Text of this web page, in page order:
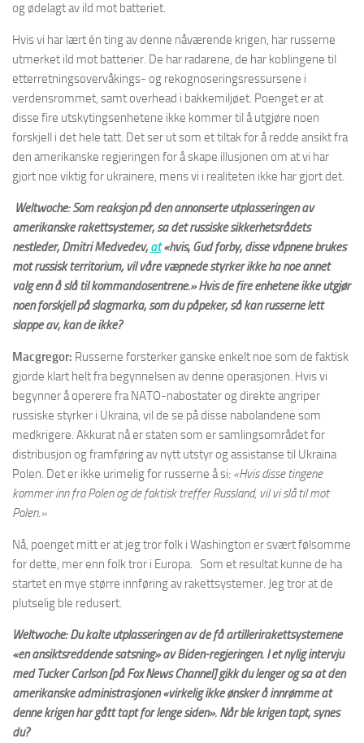
og ødelagt av ild mot batteriet.
Hvis vi har lært én ting av denne nåværende krigen, har russerne
utmerket ild mot batterier. De har radarene, de har koblingene til
etterretningsovervåkings- og rekognoseringsressursene i
verdensrommet, samt overhead i bakkemiljøet. Poenget er at
disse fire utskytingsenhetene ikke kommer til å utgjøre noen
forskjell i det hele tatt. Det ser ut som et tiltak for å redde ansikt fra
den amerikanske regjeringen for å skape illusjonen om at vi har
gjort noe viktig for ukrainere, mens vi i realiteten ikke har gjort det.
Weltwoche: Som reaksjon på den annonserte utplasseringen av
amerikanske rakettsystemer, sa det russiske sikkerhetsrådets
nestleder, Dmitri Medvedev, at«hvis, Gud forby, disse våpnene brukes
mot russisk territorium, vil våre væpnede styrker ikke ha noe annet
valg enn å slå til kommandosentrene.» Hvis de fire enhetene ikke utgjør
noen forskjell på slagmarka, som du påpeker, så kan russerne lett
slappe av, kan de ikke?
Macgregor: Russerne forsterker ganske enkelt noe som de faktisk
gjorde klart helt fra begynnelsen av denne operasjonen. Hvis vi
begynner å operere fra NATO-nabostater og direkte angriper
russiske styrker i Ukraina, vil de se på disse nabolandene som
medkrigere. Akkurat nå er staten som er samlingsområdet for
distribusjon og framføring av nytt utstyr og assistanse til Ukraina
Polen. Det er ikke urimelig for russerne å si: «Hvis disse tingene
kommer inn fra Polen og de faktisk treffer Russland, vil vi slå til mot
Polen.»
Nå, poenget mitt er at jeg tror folk i Washington er svært følsomme
for dette, mer enn folk tror i Europa. Som et resultat kunne de ha
startet en mye større innføring av rakettsystemer. Jeg tror at de
plutselig ble redusert.
Weltwoche: Du kalte utplasseringen av de få artillerirakettsystemene
«en ansiktsreddende satsning» av Biden-regjeringen. I et nylig intervju
med Tucker Carlson [på Fox News Channel] gikk du lenger og sa at den
amerikanske administrasjonen «virkelig ikke ønsker å innrømme at
denne krigen har gått tapt for lenge siden». Når ble krigen tapt, synes
du?